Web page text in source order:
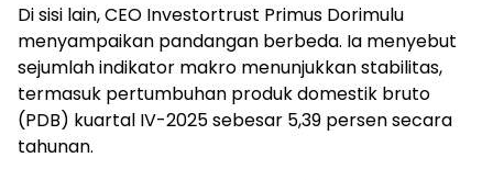
Di sisi lain, CEO Investortrust Primus Dorimulu
menyampaikan pandangan berbeda. Ia menyebut
sejumlah indikator makro menunjukkan stabilitas,
termasuk pertumbuhan produk domestik bruto
(PDB) kuartal IV-2025 sebesar 5,39 persen secara
tahunan.